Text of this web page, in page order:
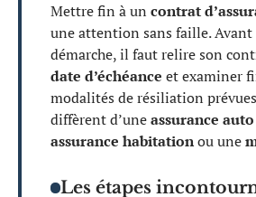
Mettre fin à un contrat
une attention sans faille.
démarche, il faut relire son
date d’échéance et examiner
modalités de résiliation
diffèrent d’uneassurance auto
assurance habitationou une
Les étapes